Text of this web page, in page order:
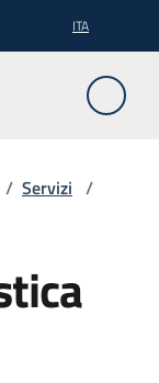
ITA
/ Servizi /